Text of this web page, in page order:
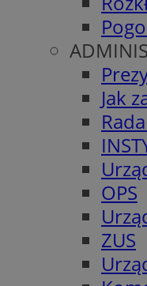
Jak
OPS
ZUS